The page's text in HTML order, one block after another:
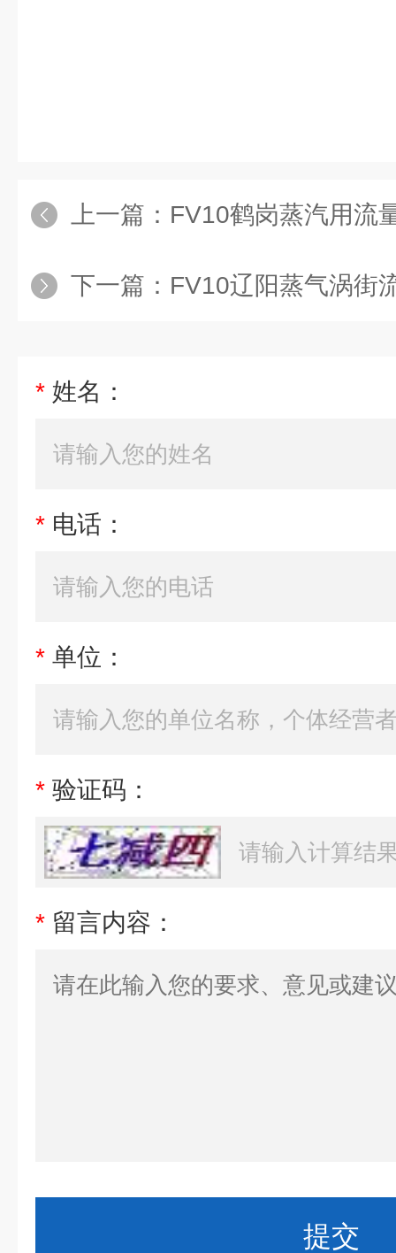
上一篇： FV10鹤岗蒸汽用流
下一篇： FV10辽阳蒸气涡街
* 姓名：
* 电话：
* 单位：
* 验证码：
* 留言内容：